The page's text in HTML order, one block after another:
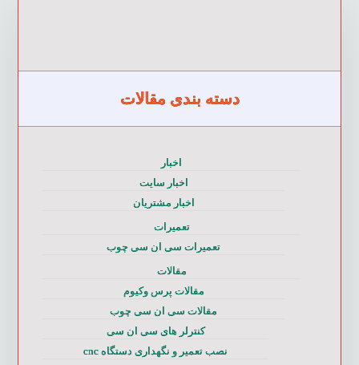
دسته بندی مقالات
اخبار
اخبار سایت
اخبار مشتریان
تعمیرات
تعمیرات سی ان سی چوب
مقالات
مقالات پرس وکیوم
مقالات سی ان سی چوب
کنترلر های سی ان سی
نصب تعمیر و نگهداری دستگاه cnc